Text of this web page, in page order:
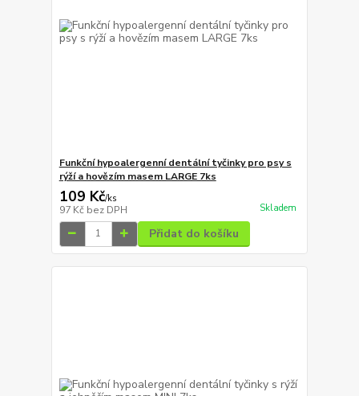
Funkční hypoalergenní dentální tyčinky pro psy s
rýží a hovězím masem LARGE 7ks
109 Kč/ks
97 Kč bez DPH Skladem
Přidat do košíku